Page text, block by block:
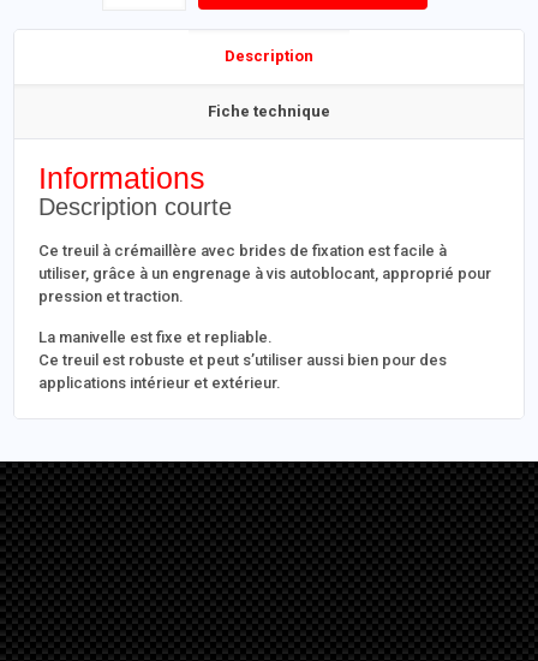
Description
Fiche technique
Informations
Description courte
Ce treuil à crémaillère avec brides de fixation est facile à
utiliser, grâce à un engrenage à vis autoblocant, approprié pour
pression et traction.
La manivelle est fixe et repliable.
Ce treuil est robuste et peut s’utiliser aussi bien pour des
applications intérieur et extérieur.